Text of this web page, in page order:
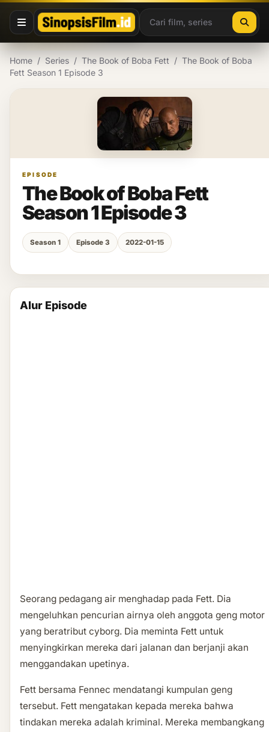
Lewati ke konten
Home / Series / The Book of Boba Fett / The Book of Boba
Fett Season 1 Episode 3
EPISODE
The Book of Boba Fett
Season 1 Episode 3
Season 1 Episode 3 2022-01-15
Alur Episode
Seorang pedagang air menghadap pada Fett. Dia
mengeluhkan pencurian airnya oleh anggota geng motor
yang beratribut cyborg. Dia meminta Fett untuk
menyingkirkan mereka dari jalanan dan berjanji akan
menggandakan upetinya.
Fett bersama Fennec mendatangi kumpulan geng
tersebut. Fett mengatakan kepada mereka bahwa
tindakan mereka adalah kriminal. Mereka membangkang